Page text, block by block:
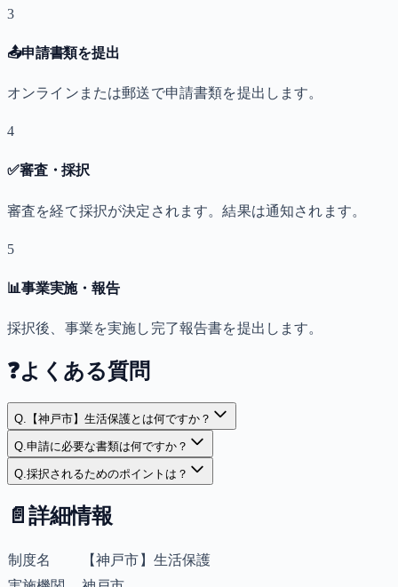
3
📤申請書類を提出
オンラインまたは郵送で申請書類を提出します。
4
✅審査・採択
審査を経て採択が決定されます。結果は通知されます。
5
📊事業実施・報告
採択後、事業を実施し完了報告書を提出します。
❓よくある質問
Q. 【神戸市】生活保護とは何ですか？
Q.申請に必要な書類は何ですか？
Q.採択されるためのポイントは？
📄 詳細情報
制度名
【神戸市】生活保護